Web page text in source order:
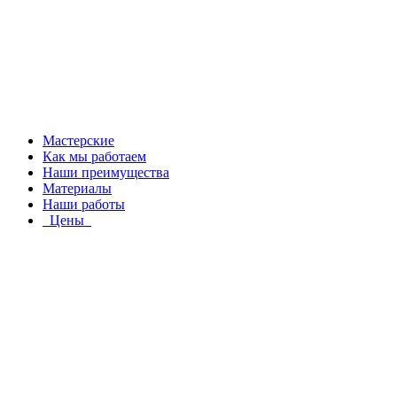
Мастерские
Как мы работаем
Наши преимущества
Материалы
Наши работы
Цены